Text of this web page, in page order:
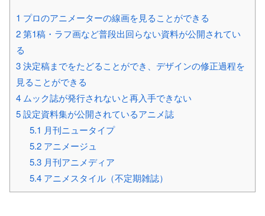
1 プロのアニメーターの線画を見ることができる
2第1稿・ラフ画など普段出回らない資料が公開されてい
る
3決定稿までをたどることができ、デザインの修正過程を
見ることができる
4 ムック誌が発行されないと再入手できない
5設定資料集が公開されているアニメ誌
5.1 月刊ニュータイプ
5.2アニメージュ
5.3月刊アニメディア
5.4アニメスタイル（不定期雑誌）